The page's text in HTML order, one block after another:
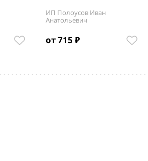
от 715 ₽
ИП Полоусов Иван
Анатольевич